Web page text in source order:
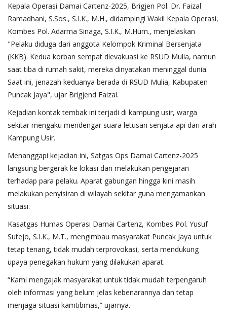
Kepala Operasi Damai Cartenz-2025, Brigjen Pol. Dr. Faizal
Ramadhani, S.Sos., S.I.K., M.H., didampingi Wakil Kepala Operasi,
Kombes Pol. Adarma Sinaga, S.I.K., M.Hum., menjelaskan
"Pelaku diduga dari anggota Kelompok Kriminal Bersenjata
(KKB). Kedua korban sempat dievakuasi ke RSUD Mulia, namun
saat tiba di rumah sakit, mereka dinyatakan meninggal dunia.
Saat ini, jenazah keduanya berada di RSUD Mulia, Kabupaten
Puncak Jaya", ujar Brigjend Faizal.
Kejadian kontak tembak ini terjadi di kampung usir, warga
sekitar mengaku mendengar suara letusan senjata api dari arah
Kampung Usir.
Menanggapi kejadian ini, Satgas Ops Damai Cartenz-2025
langsung bergerak ke lokasi dan melakukan pengejaran
terhadap para pelaku. Aparat gabungan hingga kini masih
melakukan penyisiran di wilayah sekitar guna mengamankan
situasi.
Kasatgas Humas Operasi Damai Cartenz, Kombes Pol. Yusuf
Sutejo, S.I.K., M.T., mengimbau masyarakat Puncak Jaya untuk
tetap tenang, tidak mudah terprovokasi, serta mendukung
upaya penegakan hukum yang dilakukan aparat.
“Kami mengajak masyarakat untuk tidak mudah terpengaruh
oleh informasi yang belum jelas kebenarannya dan tetap
menjaga situasi kamtibmas,” ujarnya.